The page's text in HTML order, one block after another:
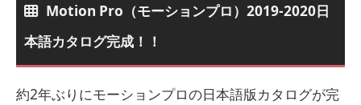
Motion Pro（モーションプロ）2019-2020日
本語カタログ完成！！
約2年ぶりにモーションプロの日本語版カタログが完